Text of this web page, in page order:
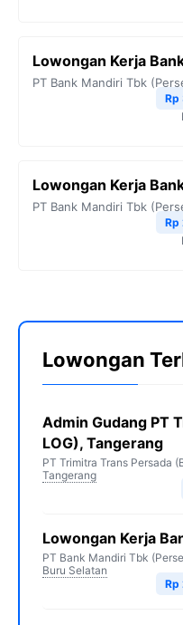
Lowongan Kerja
PT Bank Mandiri Tbk
Rp
Lowongan Kerja
PT Bank Mandiri Tbk
Rp
Lowongan
Admin Gudang PT
LOG), Tangerang
PT Trimitra Trans Persada
Tangerang
Lowongan Kerja
PT Bank Mandiri Tbk
Buru Selatan
Rp